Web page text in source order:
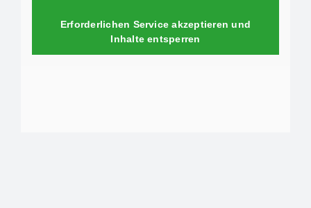
Erforderlichen Service akzeptieren und
Inhalte entsperren